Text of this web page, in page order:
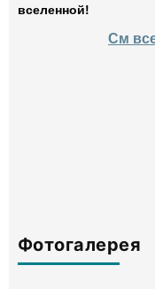
вселенной!
См
Фотогалерея